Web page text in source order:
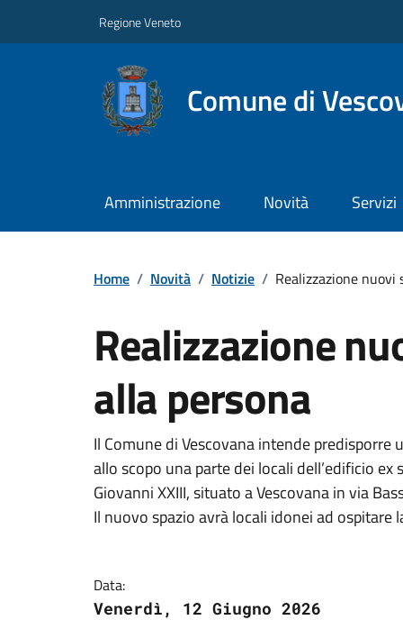
Regione Veneto
Comune di
Amministrazione Novità Servizi
Home / Novità / Notizie / Realizzazione nuovi
Realizzazione
alla persona
Il Comune di Vescovana intende
allo scopo una parte dei locali dell’edificio
Giovanni XXIII, situato a Vescovana in via
Il nuovo spazio avrà locali idonei ad ospitare
Data:
Venerdì, 12 Giugno 2026